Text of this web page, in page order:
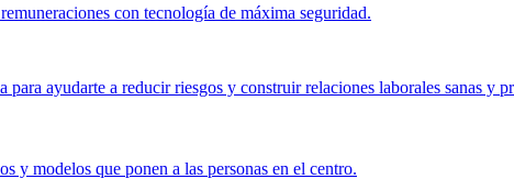
con tecnología de máxima seguridad.
ayudarte a reducir riesgos y construir relaciones laborales sanas y
y modelos que ponen a las personas en el centro.